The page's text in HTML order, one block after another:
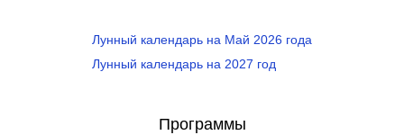
Лунный календарь на Май 2026 года
Лунный календарь на 2027 год
Программы